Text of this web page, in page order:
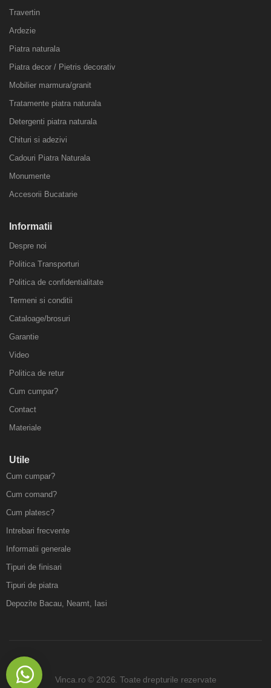
Travertin
Ardezie
Piatra naturala
Piatra decor / Pietris decorativ
Mobilier marmura/granit
Tratamente piatra naturala
Detergenti piatra naturala
Chituri si adezivi
Cadouri Piatra Naturala
Monumente
Accesorii Bucatarie
Informatii
Despre noi
Politica Transporturi
Politica de confidentialitate
Termeni si conditii
Cataloage/brosuri
Garantie
Video
Politica de retur
Cum cumpar?
Contact
Materiale
Utile
Cum cumpar?
Cum comand?
Cum platesc?
Intrebari frecvente
Informatii generale
Tipuri de finisari
Tipuri de piatra
Depozite Bacau, Neamt, Iasi
Vinca.ro © 2026. Toate drepturile rezervate